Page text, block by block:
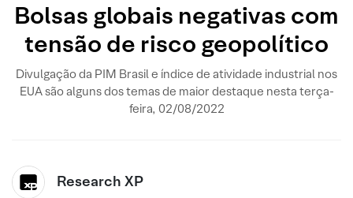
Bolsas globais negativas com
tensão de risco geopolítico
Divulgação da PIM Brasil e índice de atividade industrial nos
EUA são alguns dos temas de maior destaque nesta terça-
feira, 02/08/2022
Research XP